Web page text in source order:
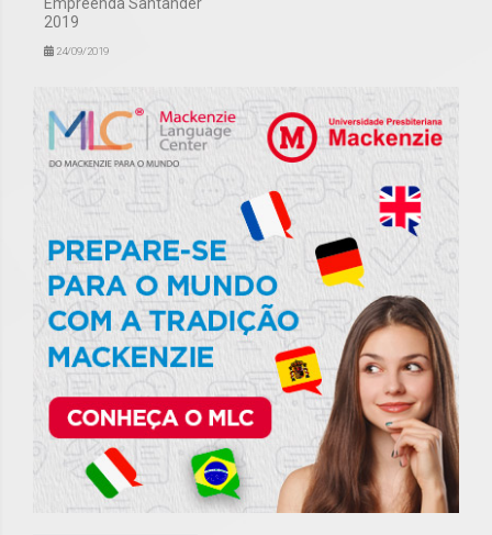
Empreenda Santander
2019
24/09/2019